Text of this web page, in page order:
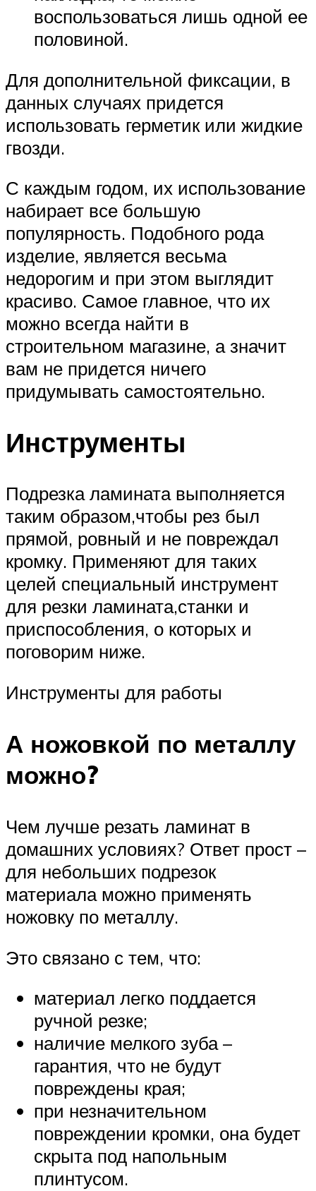
воспользоваться лишь одной ее
половиной.
Для дополнительной фиксации, в
данных случаях придется
использовать герметик или жидкие
гвозди.
С каждым годом, их использование
набирает все большую
популярность. Подобного рода
изделие, является весьма
недорогим и при этом выглядит
красиво. Самое главное, что их
можно всегда найти в
строительном магазине, а значит
вам не придется ничего
придумывать самостоятельно.
Инструменты
Подрезка ламината выполняется
таким образом,чтобы рез был
прямой, ровный и не повреждал
кромку. Применяют для таких
целей специальный инструмент
для резки ламината,станки и
приспособления, о которых и
поговорим ниже.
Инструменты для работы
А ножовкой по металлу
можно?
Чем лучше резать ламинат в
домашних условиях? Ответ прост –
для небольших подрезок
материала можно применять
ножовку по металлу.
Это связано с тем, что:
материал легко поддается
ручной резке;
наличие мелкого зуба –
гарантия, что не будут
повреждены края;
при незначительном
повреждении кромки, она будет
скрыта под напольным
плинтусом.